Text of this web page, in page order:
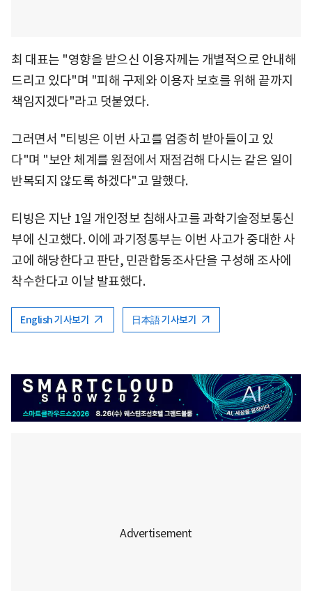
최 대표는 "영향을 받으신 이용자께는 개별적으로 안내해
드리고 있다"며 "피해 구제와 이용자 보호를 위해 끝까지
책임지겠다"라고 덧붙였다.
그러면서 "티빙은 이번 사고를 엄중히 받아들이고 있
다"며 "보안 체계를 원점에서 재점검해 다시는 같은 일이
반복되지 않도록 하겠다"고 말했다.
티빙은 지난 1일 개인정보 침해사고를 과학기술정보통신
부에 신고했다. 이에 과기정통부는 이번 사고가 중대한 사
고에 해당한다고 판단, 민관합동조사단을 구성해 조사에
착수한다고 이날 발표했다.
English 기사보기 日本語 기사보기